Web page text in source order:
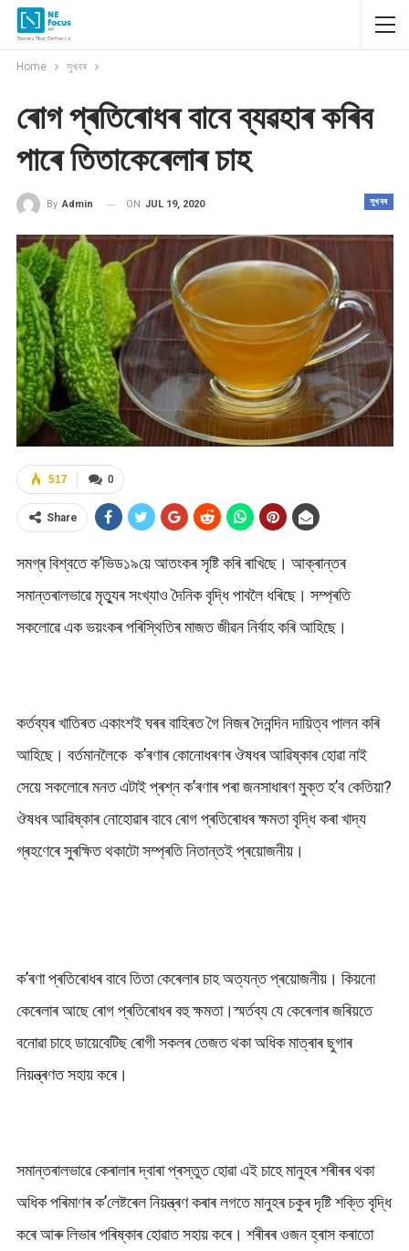
Home সুখবৰ
ৰোগ প্ৰতিৰোধৰ বাবে ব্যৱহাৰ কৰিব
পাৰে তিতাকেৰেলাৰ চাহ
সুখবৰ
By Admin ON JUL 19, 2020
0
517
Share
সমগ্ৰ বিশ্বতে ক’ভিড১৯য়ে আতংকৰ সৃষ্টি কৰি ৰাখিছে। আক্ৰান্তৰ
সমান্তৰালভাৱে মৃত্যুৰ সংখ্যাও দৈনিক বৃদ্ধি পাবলৈ ধৰিছে। সম্প্ৰতি
সকলোৱে এক ভয়ংকৰ পৰিস্থিতিৰ মাজত জীৱন নিৰ্বাহ কৰি আহিছে।
কৰ্তব্যৰ খাতিৰত একাংশই ঘৰৰ বাহিৰত গৈ নিজৰ দৈনন্দিন দায়িত্ব পালন কৰি
আহিছে। বৰ্তমানলৈকে ক’ৰণাৰ কোনোধৰণৰ ঔষধৰ আৱিষ্কাৰ হোৱা নাই
সেয়ে সকলোৰে মনত এটাই প্ৰশ্ন ক’ৰণাৰ পৰা জনসাধাৰণ মুক্ত হ’ব কেতিয়া?
ঔষধৰ আৱিষ্কাৰ নোহোৱাৰ বাবে ৰোগ প্ৰতিৰোধৰ ক্ষমতা বৃদ্ধি কৰা খাদ্য
গ্ৰহণেৰে সুৰক্ষিত থকাটো সম্প্ৰতি নিতান্তই প্ৰয়োজনীয়।
ক’ৰণা প্ৰতিৰোধৰ বাবে তিতা কেৰেলাৰ চাহ অত্যন্ত প্ৰয়োজনীয়। কিয়নো
কেৰেলাৰ আছে ৰোগ প্ৰতিৰোধৰ বহু ক্ষমতা।স্মৰ্তব্য যে কেৰেলাৰ জৰিয়তে
বনোৱা চাহে ডায়েবেটিছ ৰোগী সকলৰ তেজত থকা অধিক মাত্ৰাৰ ছুগাৰ
নিয়ন্ত্ৰণত সহায় কৰে।
সমান্তৰালভাৱে কেৰালাৰ দ্বাৰা প্ৰস্তুত হোৱা এই চাহে মানুহৰ শৰীৰৰ থকা
অধিক পৰিমাণৰ ক’লেষ্টৰেল নিয়ন্ত্ৰণ কৰাৰ লগতে মানুহৰ চকুৰ দৃষ্টি শক্তি বৃদ্ধি
কৰে আৰু লিভাৰ পৰিষ্কাৰ হোৱাত সহায় কৰে। শৰীৰৰ ওজন হ্ৰাস কৰাতো